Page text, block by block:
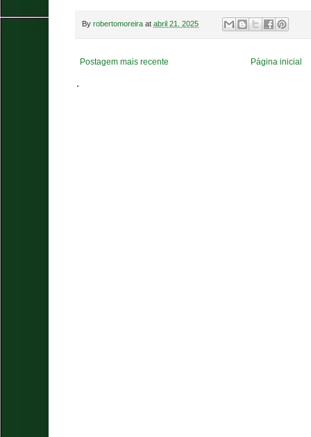
By robertomoreira at abril 21, 2025
Postagem mais recente Página inicial
.